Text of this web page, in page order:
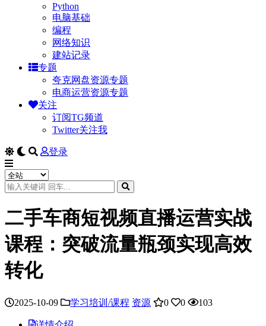
Python
电脑基础
编程
网络知识
建站记录
专题
夸克网盘资源专题
电商运营资源专题
关注
订阅TG频道
Twitter关注我
登录
二手车商短视频直播运营实战
课程：突破流量瓶颈实现高效
转化
2025-10-09 学习培训/课程 资源 0 0 103